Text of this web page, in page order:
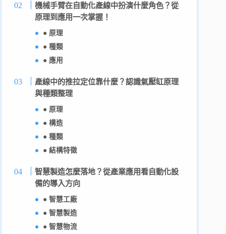
機械手臂在自動化產線中扮演什麼角色？從
原理到應用一次掌握！
● 原理
● 種類
● 應用
產線中的推拉定位靠什麼？認識氣壓缸原理
與種類整理
● 原理
● 構造
● 種類
● 結構特徵
智慧製造怎麼落地？從產業應用看自動化設
備的導入方向
● 智慧工廠
● 智慧製造
● 智慧物流